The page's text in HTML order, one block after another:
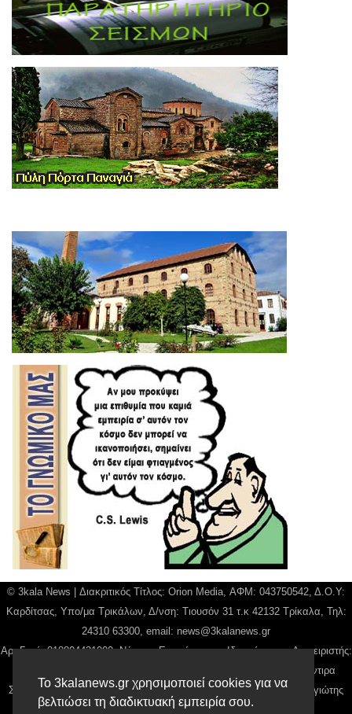
Το 3kalanews.gr χρησιμοποιεί cookies για να
βελτιώσει τη διαδικτυακή εμπειρία σου.
© 3kala News | Διακριτικός Τίτλος: Orion Media, ΑΦΜ: 043750542, Δ.Ο.Υ:
Καρδίτσας, Υπο/μα Τρικάλων, Δ/νση: Τιουσόν 31 τ.κ 42132 Τρίκαλα, Τηλ:
24310 63300, email: news@3kalanews.gr
Αρ. Γεμή: 018804431000, Νόμιμος Εκπρόσωπος, Ιδιοκτήτης και Διαχειριστής:
Παναγιώτης Φιλίππου, Διευθύντρια: Γιαννουσά Βασιλική, Διευθύντιρα
Σύνταξης: Μπαλαμπάνη Βασιλική. Δικαιούχος domain name Παναγιώτης
Φιλίππου